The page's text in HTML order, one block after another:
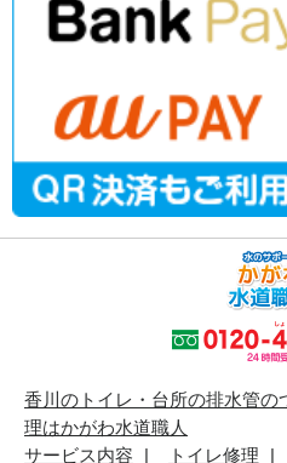
香川のトイレ・台所の排水管の
理はかがわ水道職人
サービス内容
トイレ修理